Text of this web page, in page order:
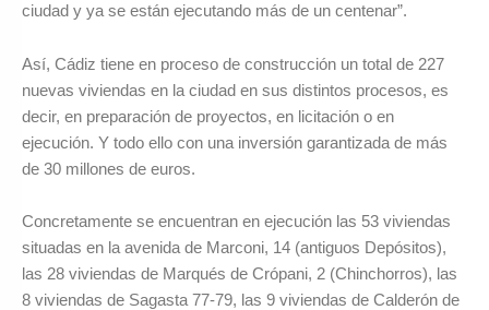
ciudad y ya se están ejecutando más de un centenar”.
Así, Cádiz tiene en proceso de construcción un total de 227
nuevas viviendas en la ciudad en sus distintos procesos, es
decir, en preparación de proyectos, en licitación o en
ejecución. Y todo ello con una inversión garantizada de más
de 30 millones de euros.
Concretamente se encuentran en ejecución las 53 viviendas
situadas en la avenida de Marconi, 14 (antiguos Depósitos),
las 28 viviendas de Marqués de Crópani, 2 (Chinchorros), las
8 viviendas de Sagasta 77-79, las 9 viviendas de Calderón de